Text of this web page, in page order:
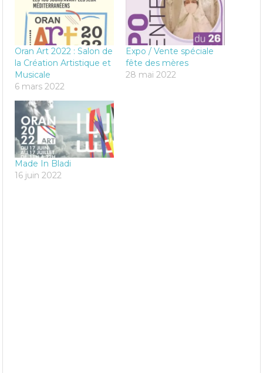
Oran Art 2022 : Salon de
la Création Artistique et
Musicale
6 mars 2022
Expo / Vente spéciale
fête des mères
28 mai 2022
Made In Bladi
16 juin 2022